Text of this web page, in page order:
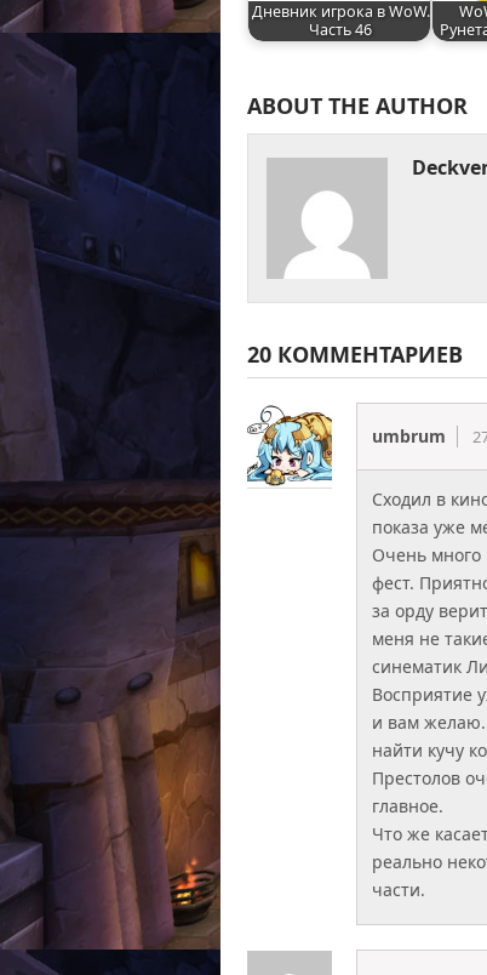
Дневник игрока в WoW.
Часть 46
ABOUT THE AUTHOR
20 КОММЕНТАРИЕВ
umbrum
Сходил в
показа уже
Очень
фест.
за орду
меня не
синематик
Восприятие
и вам желаю.
найти кучу
Престолов
главное.
Что же
реально
части.